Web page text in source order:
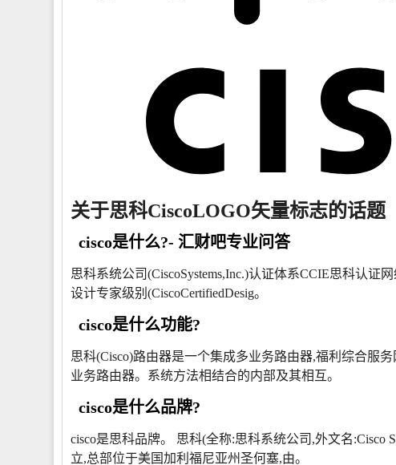
关于思科CiscoLOGO矢量标志的话题
cisco是什么?- 汇财吧专业问答
思科系统公司(CiscoSystems,Inc.)认证体系CCIE思科认证
设计专家级别(CiscoCertifiedDesig。
cisco是什么功能?
思科(Cisco)路由器是一个集成多业务路由器,福利综合服
业务路由器。系统方法相结合的内部及其相互。
cisco是什么品牌?
cisco是思科品牌。 思科(全称:思科系统公司,外文名:Cisco
立,总部位于美国加利福尼亚州圣何塞,由。